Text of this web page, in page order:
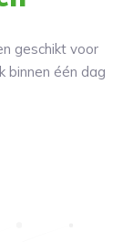
geschikt voor
binnen één dag